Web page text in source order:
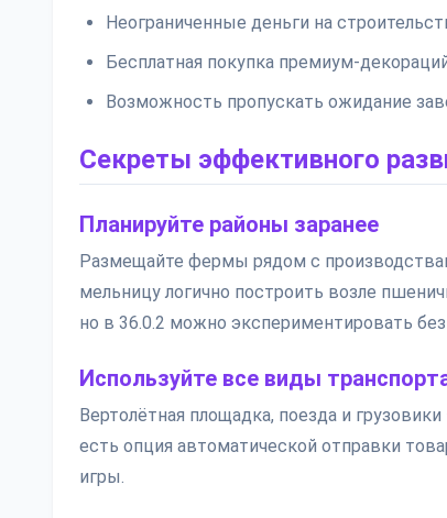
Неограниченные деньги на
Бесплатная покупка премиум-
Возможность пропускать ожидание
Секреты эффективного
Планируйте районы заранее
Размещайте фермы рядом с
мельницу логично построить возле
но в 36.0.2 можно экспериментировать
Используйте все виды
Вертолётная площадка, поезда и
есть опция автоматической отправки
игры.